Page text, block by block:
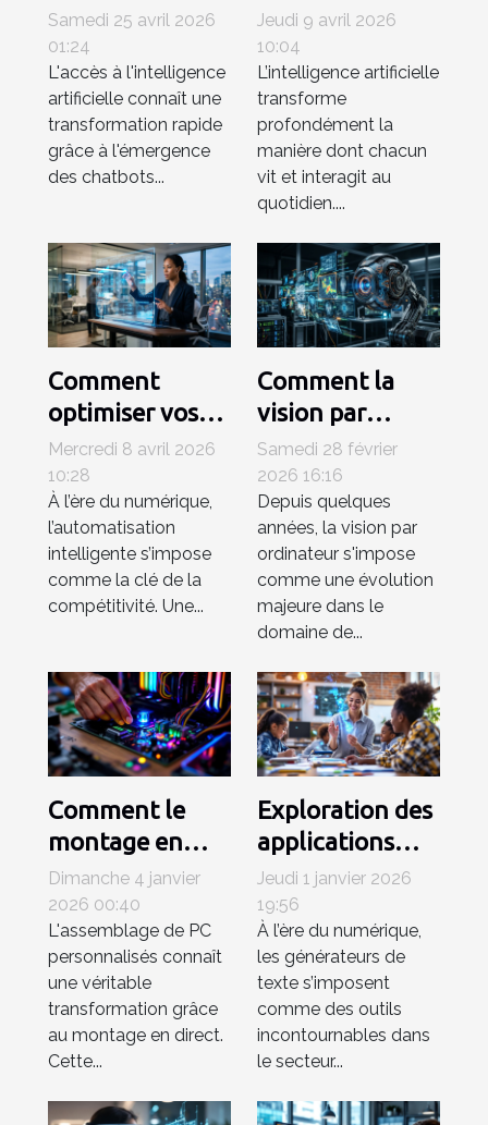
inscription
révolutionnent-
ils l’accès à l’IA ?
Samedi 25 avril 2026
01:24
L'accès à l'intelligence
artificielle connaît une
transformation rapide
grâce à l'émergence
des chatbots...
artificielle
simplifie-t-elle
notre quotidien
?
Jeudi 9 avril 2026
10:04
L’intelligence artificielle
transforme
profondément la
manière dont chacun
vit et interagit au
quotidien....
Comment
optimiser vos
processus
professionnels
avec une
plateforme d'IA
intégrée ?
Mercredi 8 avril 2026
10:28
À l’ère du numérique,
l’automatisation
intelligente s’impose
comme la clé de la
compétitivité. Une...
Comment la
vision par
ordinateur
révolutionne-t-
elle l'analyse
d'images ?
Samedi 28 février
2026 16:16
Depuis quelques
années, la vision par
ordinateur s'impose
comme une évolution
majeure dans le
domaine de...
Comment le
montage en
direct
révolutionne
l'assemblage
des PC
personnalisés ?
Dimanche 4 janvier
2026 00:40
L'assemblage de PC
personnalisés connaît
une véritable
transformation grâce
au montage en direct.
Cette...
Exploration des
applications
pratiques des
générateurs de
texte dans
l'éducation
Jeudi 1 janvier 2026
19:56
À l’ère du numérique,
les générateurs de
texte s’imposent
comme des outils
incontournables dans
le secteur...